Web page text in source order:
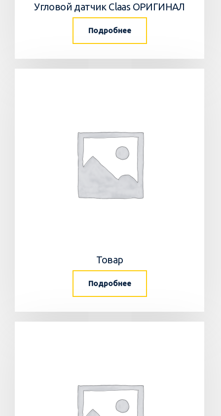
Угловой датчик Claas ОРИГИНАЛ
Подробнее
Товар
Подробнее